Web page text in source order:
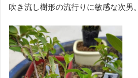
吹き流し樹形の流行りに敏感な次男。